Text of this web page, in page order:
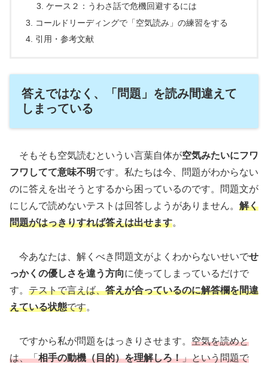
ケース２：うわさ話で危機回避するには
コールドリーディングで「空気読み」の練習をする
引用・参考文献
答えではなく、「問題」を読み間違えて
しまっている
そもそも空気読むというい言葉自体が空気みたいにフワ
フワしてて意味不明です。私たちは今、問題がわからない
のに答えを出そうとするから困っているのです。問題文が
にじんで読めないテストは回答しようがありません。 解く
問題がはっきりすれば答えは出せます。
今あなたは、解くべき問題文がよくわからないせいでせ
っかくの優しさを違う方向に使ってしまっているだけで
す。 テストで言えば、答えが合っているのに解答欄を間違
えている状態です。
ですから私が問題をはっきりさせます。 空気を読めと
は、「相手の動機（目的）を理解しろ！」という問題で